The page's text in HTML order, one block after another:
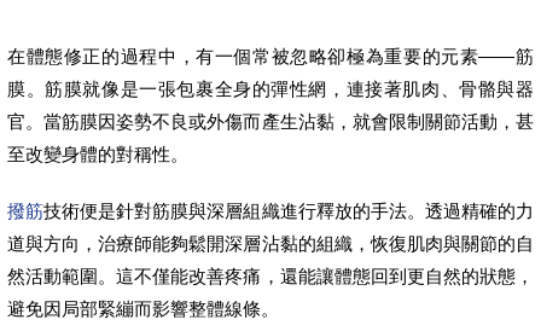
在體態修正的過程中，有一個常被忽略卻極為重要的元素——筋
膜。筋膜就像是一張包裹全身的彈性網，連接著肌肉、骨骼與器
官。當筋膜因姿勢不良或外傷而產生沾黏，就會限制關節活動，甚
至改變身體的對稱性。
撥筋技術便是針對筋膜與深層組織進行釋放的手法。透過精確的力
道與方向，治療師能夠鬆開深層沾黏的組織，恢復肌肉與關節的自
然活動範圍。這不僅能改善疼痛，還能讓體態回到更自然的狀態，
避免因局部緊繃而影響整體線條。